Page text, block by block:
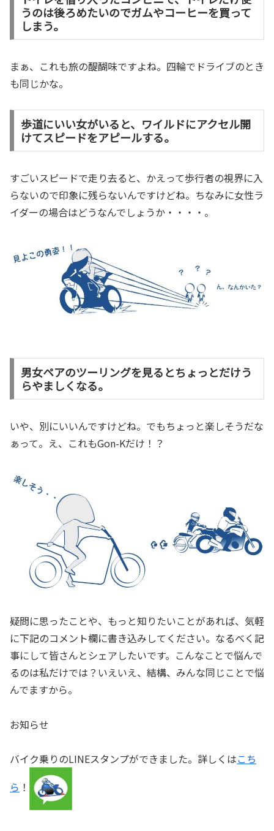
うのは後ろめたいのでガムやコーヒーを買って
しまう。
まぁ、これも旅の醍醐味ですよね。四輪でドライブのとき
も同じかな。
歩道にいい女がいると、ワイルドにアクセル開
けてスピードをアピールする。
すごいスピードで走り去ると、かえって歩行者の視界に入
らないので印象に残らないんですけどね。ちなみに女性ラ
イダーの場合はどうなんでしょうか・・・・。
男女ペアのツーリングを見るとちょっとだけう
らやましくなる。
いや、別にいいんですけどね。でもちょっと楽しそうだな
ぁって。え、これもGon-Kだけ！？
疑問に思ったことや、もっと知りたいことがあれば、気軽
に下記のコメント欄に書き込みしてください。なるべく記
事にして皆さんとシェアしたいです。こんなことで悩んで
るのは私だけでは？いえいえ、結構、みんな同じことで悩
んでますから。
お知らせ
バイク乗りのLINEスタンプができました。詳しくはこち
ら ！